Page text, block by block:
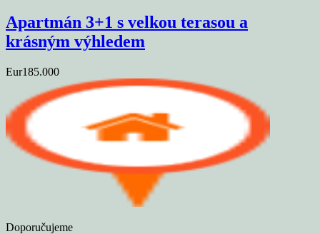
Apartmán 3+1 s velkou terasou a
krásným výhledem
Eur185.000
Doporučujeme